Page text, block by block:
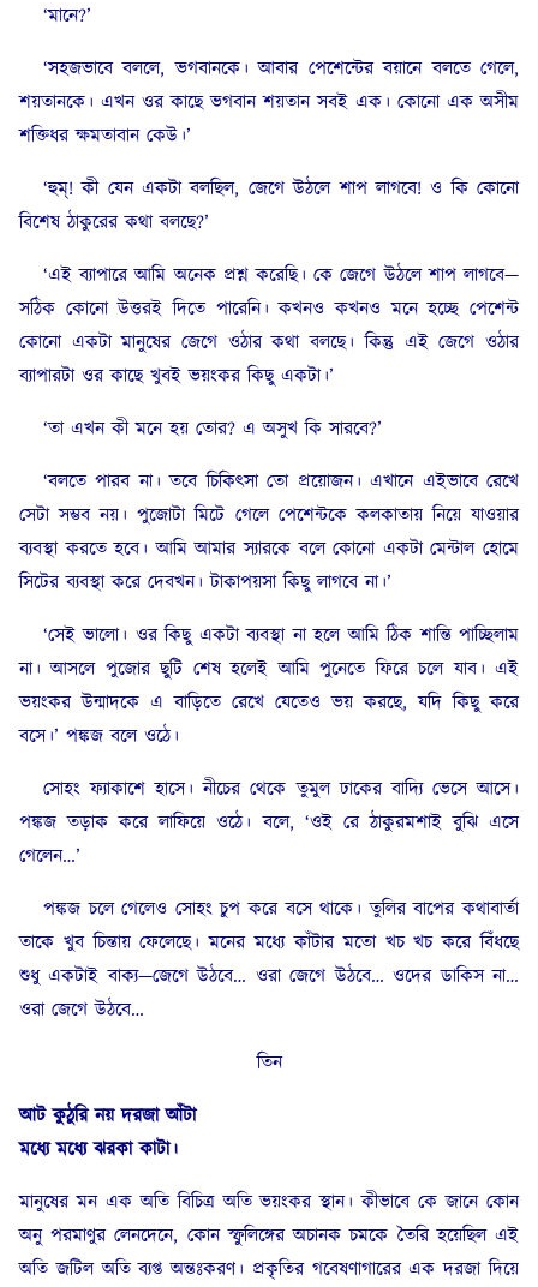
‘মানে?’
‘সহজভাবে বললে, ভগবানকে। আবার পেশেন্টের বয়ানে বলতে গেলে,
শয়তানকে। এখন ওর কাছে ভগবান শয়তান সবই এক। কোনো এক অসীম
শক্তিধর ক্ষমতাবান কেউ।’
‘হুম্‌! কী যেন একটা বলছিল, জেগে উঠলে শাপ লাগবে! ও কি কোনো
বিশেষ ঠাকুরের কথা বলছে?’
‘এই ব্যাপারে আমি অনেক প্রশ্ন করেছি। কে জেগে উঠলে শাপ লাগবে—
সঠিক কোনো উত্তরই দিতে পারেনি। কখনও কখনও মনে হচ্ছে পেশেন্ট
কোনো একটা মানুষের জেগে ওঠার কথা বলছে। কিন্তু এই জেগে ওঠার
ব্যাপারটা ওর কাছে খুবই ভয়ংকর কিছু একটা।’
‘তা এখন কী মনে হয় তোর? এ অসুখ কি সারবে?’
‘বলতে পারব না। তবে চিকিৎসা তো প্রয়োজন। এখানে এইভাবে রেখে
সেটা সম্ভব নয়। পুজোটা মিটে গেলে পেশেন্টকে কলকাতায় নিয়ে যাওয়ার
ব্যবস্থা করতে হবে। আমি আমার স্যারকে বলে কোনো একটা মেন্টাল হোমে
সিটের ব্যবস্থা করে দেবখন। টাকাপয়সা কিছু লাগবে না।’
‘সেই ভালো। ওর কিছু একটা ব্যবস্থা না হলে আমি ঠিক শান্তি পাচ্ছিলাম
না। আসলে পুজোর ছুটি শেষ হলেই আমি পুনেতে ফিরে চলে যাব। এই
ভয়ংকর উন্মাদকে এ বাড়িতে রেখে যেতেও ভয় করছে, যদি কিছু করে
বসে।’ পঙ্কজ বলে ওঠে।
সোহং ফ্যাকাশে হাসে। নীচের থেকে তুমুল ঢাকের বাদ্যি ভেসে আসে।
পঙ্কজ তড়াক করে লাফিয়ে ওঠে। বলে, ‘ওই রে ঠাকুরমশাই বুঝি এসে
গেলেন…’
পঙ্কজ চলে গেলেও সোহং চুপ করে বসে থাকে। তুলির বাপের কথাবার্তা
তাকে খুব চিন্তায় ফেলেছে। মনের মধ্যে কাঁটার মতো খচ খচ করে বিঁধছে
শুধু একটাই বাক্য—জেগে উঠবে… ওরা জেগে উঠবে… ওদের ডাকিস না…
ওরা জেগে উঠবে…
তিন
আট কুঠুরি নয় দরজা আঁটা
মধ্যে মধ্যে ঝরকা কাটা।
মানুষের মন এক অতি বিচিত্র অতি ভয়ংকর স্থান। কীভাবে কে জানে কোন
অনু পরমাণুর লেনদেনে, কোন স্ফুলিঙ্গের অচানক চমকে তৈরি হয়েছিল এই
অতি জটিল অতি ব্যপ্ত অন্তঃকরণ। প্রকৃতির গবেষণাগারের এক দরজা দিয়ে